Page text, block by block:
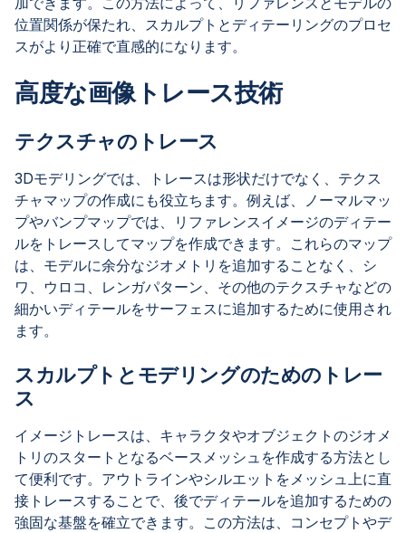
位置関係が保たれ、スカルプトとディテーリングのプロセ
スがより正確で直感的になります。
高度な画像トレース技術
テクスチャのトレース
3Dモデリングでは、トレースは形状だけでなく、テクス
チャマップの作成にも役立ちます。例えば、ノーマルマッ
プやバンプマップでは、リファレンスイメージのディテー
ルをトレースしてマップを作成できます。これらのマップ
は、モデルに余分なジオメトリを追加することなく、シ
ワ、ウロコ、レンガパターン、その他のテクスチャなどの
細かいディテールをサーフェスに追加するために使用され
ます。
スカルプトとモデリングのためのトレー
ス
イメージトレースは、キャラクタやオブジェクトのジオメ
トリのスタートとなるベースメッシュを作成する方法とし
て便利です。アウトラインやシルエットをメッシュ上に直
接トレースすることで、後でディテールを追加するための
強固な基盤を確立できます。この方法は、コンセプトやデ